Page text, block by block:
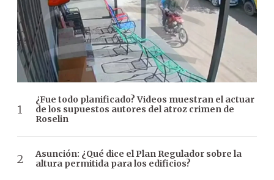
¿Fue todo planificado? Videos muestran el actuar
de los supuestos autores del atroz crimen de
Roselin
Asunción: ¿Qué dice el Plan Regulador sobre la
altura permitida para los edificios?